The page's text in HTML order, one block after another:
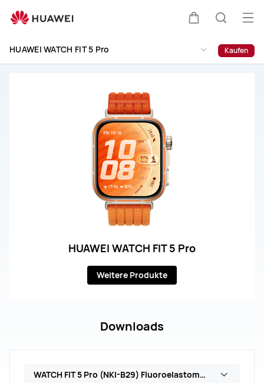
WATCH
Pro
HUAWEI WATCH FIT 5 Pro Kaufen
HUAWEI WATCH FIT 5 Pro
Weitere Produkte
Downloads
WATCH FIT 5 Pro (NKI-B29) Fluoroelastomer Strap